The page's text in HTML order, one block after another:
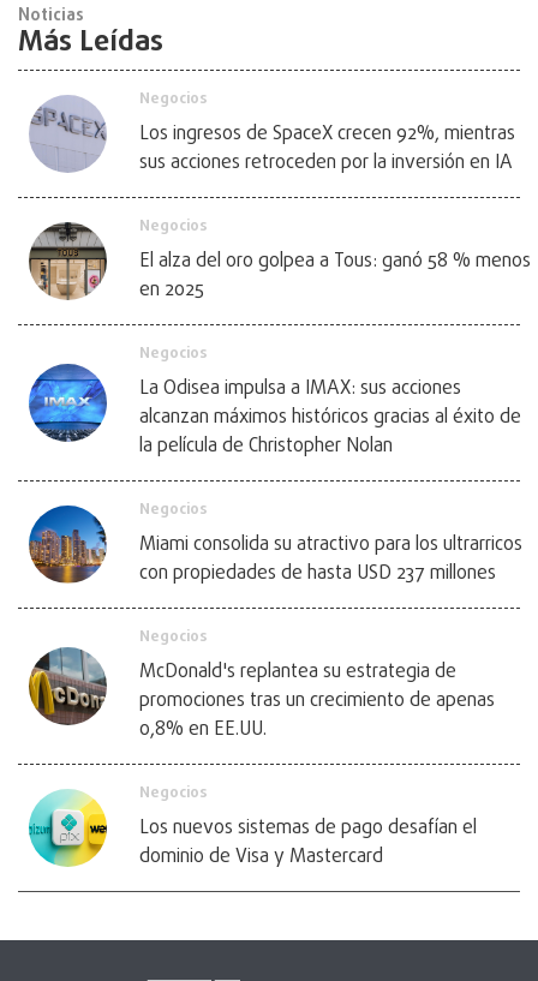
Noticias
Más Leídas
Negocios
Los ingresos de SpaceX crecen 92%, mientras
sus acciones retroceden por la inversión en IA
Negocios
El alza del oro golpea a Tous: ganó 58 % menos
en 2025
Negocios
La Odisea impulsa a IMAX: sus acciones
alcanzan máximos históricos gracias al éxito de
la película de Christopher Nolan
Negocios
Miami consolida su atractivo para los ultrarricos
con propiedades de hasta USD 237 millones
Negocios
McDonald's replantea su estrategia de
promociones tras un crecimiento de apenas
0,8% en EE.UU.
Negocios
Los nuevos sistemas de pago desafían el
dominio de Visa y Mastercard